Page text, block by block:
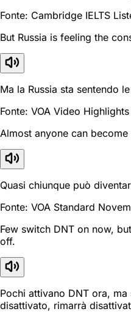
Fonte: Cambridge IELTS
But Russia is feeling the
Ma la Russia sta sentendo
Fonte: VOA Video Highlights
Almost anyone can
Quasi chiunque può
Fonte: VOA Standard
Few switch DNT on now,
off.
Pochi attivano DNT ora,
disattivato, rimarrà